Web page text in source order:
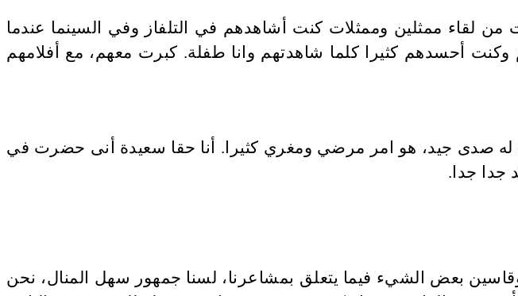
من لقاء ممثلين وممثلات كنت أشاهدهم في التلفاز وفي السينما عندما
وكنت أحسدهم كثيرا كلما شاهدتهم وانا طفلة. كبرت معهم، مع أفلامهم
له صدى جيد، هو امر مرضي ومغري كثيرا. أنا حقا سعيدة أنى حضرت في
جدا جدا .
بعض الشيء فيما يتعلق بمشاعرنا، لسنا جمهور سهل المنال، نحن